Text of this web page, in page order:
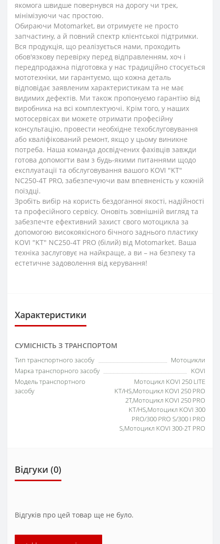
якомога швидше повернувся на дорогу чи трек,
мінімізуючи час простою.
Обираючи Motomarket, ви отримуєте не просто
запчастину, а й повний спектр клієнтської підтримки.
Вся продукція, що реалізується нами, проходить
обов'язкову перевірку перед відправленням, хоч і
передпродажна підготовка у нас традиційно стосується
мототехніки, ми гарантуємо, що кожна деталь
відповідає заявленим характеристикам та не має
видимих дефектів. Ми також пропонуємо гарантію від
виробника на всі комплектуючі. Крім того, у наших
мотосервісах ви можете отримати професійну
консультацію, провести необхідне техобслуговування
або кваліфікований ремонт, якщо у цьому виникне
потреба. Наша команда досвідчених фахівців завжди
готова допомогти вам з будь-якими питаннями щодо
експлуатації та обслуговування вашого KOVI "KT"
NC250-4Т PRO, забезпечуючи вам впевненість у кожній
поїздці.
Зробіть вибір на користь бездоганної якості, надійності
та професійного сервісу. Оновіть зовнішній вигляд та
забезпечте ефективний захист свого мотоцикла за
допомогою високоякісного бічного заднього пластику
KOVI "KT" NC250-4Т PRO (білий) від Motomarket. Ваша
техніка заслуговує на найкраще, а ви – на безпеку та
естетичне задоволення від керування!
Характеристики
СУМІСНІСТЬ З ТРАНСПОРТОМ
Тип транспортного засобу
Мотоцикли
Марка транспорного засобу
KOVI
Модель транспортного
засобу
Мотоцикл KOVI 250 LITE
KT/HS,Мотоцикл KOVI 250 PRO
2T,Мотоцикл KOVI 250 PRO
KT/HS,Мотоцикл KOVI 300
PRO/300 PRO S/300 I PRO
S,Мотоцикл KOVI 300-2T PRO
Відгуки (0)
Відгуків про цей товар ще не було.